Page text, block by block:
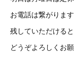
お電話は繋がりま
残していただけると
どうぞよろしくお